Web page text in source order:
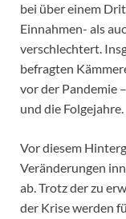
bei über einem
Einnahmen- als
verschlechtert.
befragten
vor der Pandemie
und die Folgejahre.
Vor diesem
Veränderungen
ab. Trotz der zu
der Krise werden